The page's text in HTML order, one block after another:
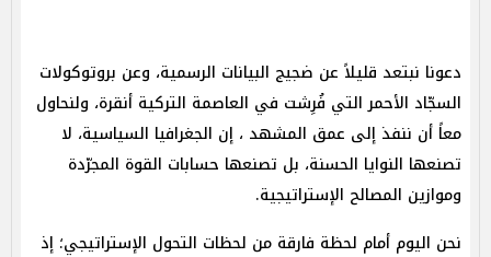
دعونا نبتعد قليلاً عن ضجيج البيانات الرسمية، وعن بروتوكولات
السجّاد الأحمر التي فُرِشت في العاصمة التركية أنقرة، ولنحاول
معاً أن ننفذ إلى عمق المشهد ، إن الجغرافيا السياسية، لا
تصنعها النوايا الحسنة، بل تصنعها حسابات القوة المجرّدة
وموازين المصالح الإستراتيجية.
نحن اليوم أمام لحظة فارقة من لحظات التحول الإستراتيجي؛ إذ